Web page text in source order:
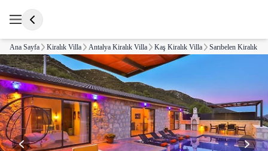
Ana Sayfa Kiralık Villa Antalya Kiralık Villa Kaş Kiralık Villa Sarıbelen Kiralık